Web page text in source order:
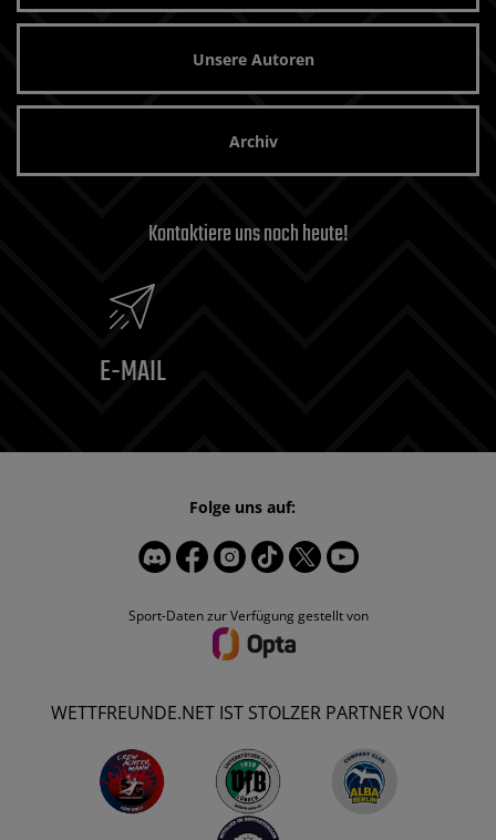
Unsere Autoren
Archiv
Kontaktiere uns noch heute!
E-MAIL
Sport-Daten zur Verfügung gestellt von
Folge uns auf:
WETTFREUNDE.NET IST STOLZER PARTNER VON